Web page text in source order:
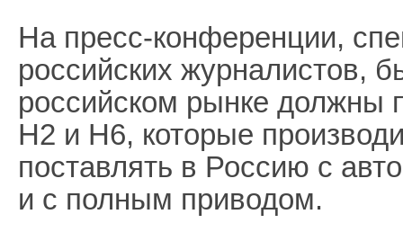
На пресс-конференции,
российских журналистов,
российском рынке должны
H2 и H6, которые
поставлять в Россию с
и с полным приводом.